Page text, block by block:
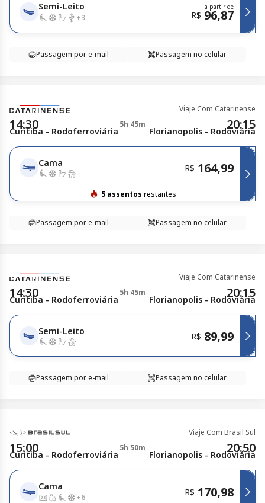
Semi-Leito
+3
a partir de
R$ 96,87
Passagem por e-mail Passagem no celular
Viaje Com Catarinense
14:30 5h 45m 20:15
Curitiba - Rodoferroviária Florianopolis - Rodoviária
Cama R$ 164,99
5 assentos restantes
Passagem por e-mail Passagem no celular
Viaje Com Catarinense
14:30 5h 45m 20:15
Curitiba - Rodoferroviária Florianopolis - Rodoviária
Semi-Leito R$ 89,99
Passagem por e-mail Passagem no celular
Viaje Com Brasil Sul
15:00 5h 50m 20:50
Curitiba - Rodoferroviária Florianopolis - Rodoviária
Cama
+6 R$ 170,98